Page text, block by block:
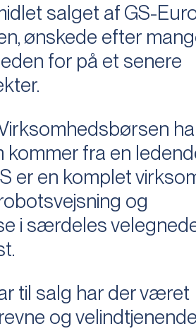
salget af GS-
ønskede efter
for på et senere
kommer fra en
er en komplet
og
i særdeles
til salg har der været
og velindtjenende